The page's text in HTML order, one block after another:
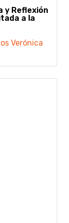
y Reflexión
a la
Verónica